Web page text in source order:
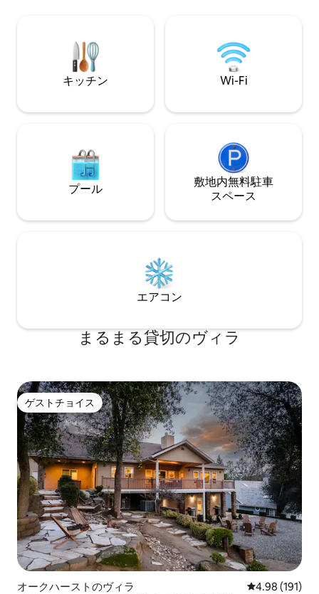
（最低料金150ドル）、WeberBBQ＆屋外
シンク。 パター練習用スペース。広い
庭、パティオ、カーペットが敷かれた子
供向けプレイエリア。 新型コロナウイル
トは禁止されています。
キッチン Wi-Fi
プール
敷地内無料駐⁠車
ス⁠ペ⁠ー⁠ス
エアコン
まるまる貸切のヴィラ
ゲストチョイス
ゲストチョイス
オークハーストのヴィラ レビュー191
4.98 (191)